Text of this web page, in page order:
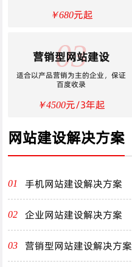
￥680元起
03
营销型网站建设
适合以产品营销为主的企业，保证
百度收录
￥4500元/3年起
网站建设解决方案
01 手机网站建设解决方案
02 企业网站建设解决方案
03 营销型网站建设解决方案